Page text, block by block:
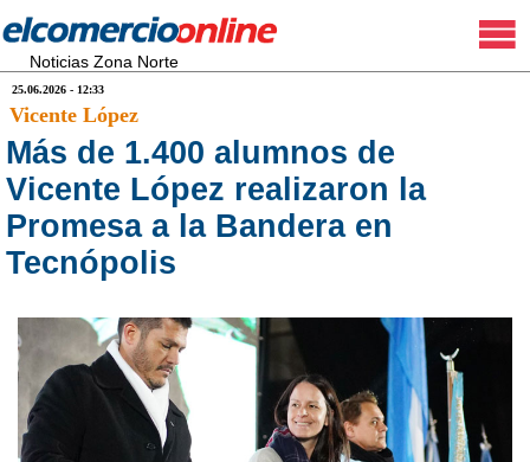
Noticias Zona Norte
25.06.2026 - 12:33
Vicente López
Más de 1.400 alumnos de
Vicente López realizaron la
Promesa a la Bandera en
Tecnópolis